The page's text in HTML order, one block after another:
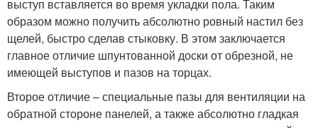
выступ вставляется во время укладки пола. Таким
образом можно получить абсолютно ровный настил без
щелей, быстро сделав стыковку. В этом заключается
главное отличие шпунтованной доски от обрезной, не
имеющей выступов и пазов на торцах.
Второе отличие – специальные пазы для вентиляции на
обратной стороне панелей, а также абсолютно гладкая